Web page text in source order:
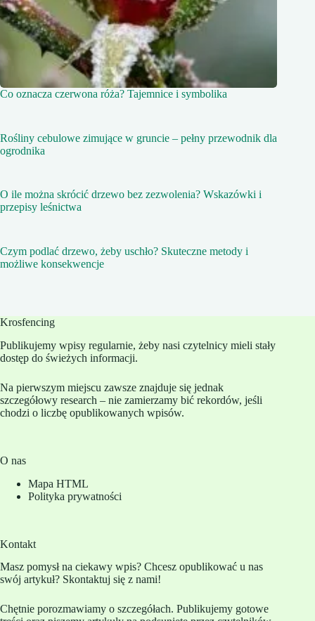
Co oznacza czerwona róża? Tajemnice i symbolika
Rośliny cebulowe zimujące w gruncie – pełny przewodnik dla
ogrodnika
O ile można skrócić drzewo bez zezwolenia? Wskazówki i
przepisy leśnictwa
Czym podlać drzewo, żeby uschło? Skuteczne metody i
możliwe konsekwencje
Krosfencing
Publikujemy wpisy regularnie, żeby nasi czytelnicy mieli stały
dostęp do świeżych informacji.
Na pierwszym miejscu zawsze znajduje się jednak
szczegółowy research – nie zamierzamy bić rekordów, jeśli
chodzi o liczbę opublikowanych wpisów.
O nas
Mapa HTML
Polityka prywatności
Kontakt
Masz pomysł na ciekawy wpis? Chcesz opublikować u nas
swój artykuł? Skontaktuj się z nami!
Chętnie porozmawiamy o szczegółach. Publikujemy gotowe